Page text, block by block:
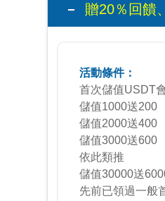
贈20％回饋
活動條件：
首次儲值USDT會
儲值1000送200
儲值2000送400
儲值3000送600
依此類推
儲值30000送
先前已領過一般